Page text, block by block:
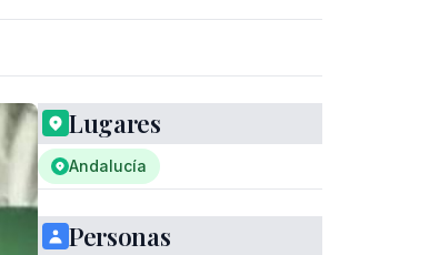
Lugares
Andalucía
Personas